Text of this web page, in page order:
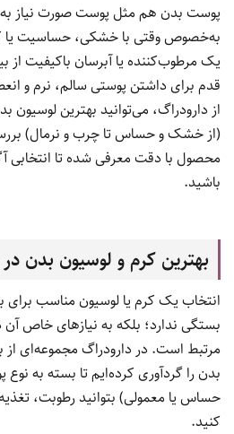
پوست بدن هم مثل پوست صورت نیاز به
به‌خصوص وقتی با خشکی، حساسیت یا
یک مرطوب‌کننده یا آبرسان باکیفیت از
قدم برای داشتن پوستی سالم، نرم و
از دارودراگ، می‌توانید بهترین
(از خشک و حساس تا چرب و نرمال)
محصول با دقت معرفی شده تا انتخابی
باشید.
بهترین کرم و لوسیون بدن در
انتخاب یک کرم یا لوسیون مناسب
بستگی ندارد؛ بلکه به نیازهای خاص
مرتبط است. در دارودراگ مجموعه‌ای از
بدن را گردآوری کرده‌ایم تا بسته به
حساس یا معمولی) بتوانید رطوبت،
کنید.